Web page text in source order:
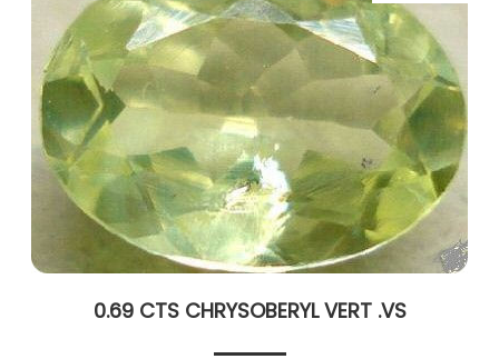
0.69 CTS CHRYSOBERYL VERT .VS